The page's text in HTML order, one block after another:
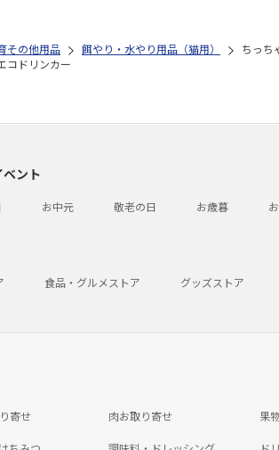
その他用品 餌やり・水やり用品（猫用）
ちっち
コドリンカー
ント
お中元 敬老の日 お歳暮
食品・グルメストア グッズストア
寄せ 肉お取り寄せ 果